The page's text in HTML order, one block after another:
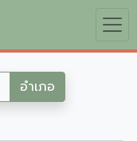
อำเภอ